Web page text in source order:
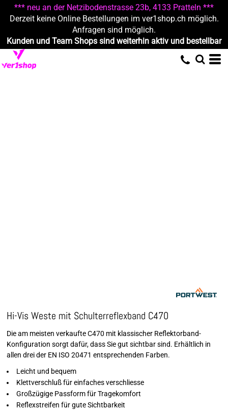
*** neu an der Netzibodenstrasse 23b, 4133 Pratteln ***
Derzeit keine Online Bestellungen im ver1shop.ch möglich.
Anfragen sind möglich.
Kunden und Team Shops sind weiterhin aktiv und bestellbar
Hi-Vis Weste mit Schulterreflexband C470
Die am meisten verkaufte C470 mit klassischer Reflektorband-
Konfiguration sorgt dafür, dass Sie gut sichtbar sind. Erhältlich in
allen drei der EN ISO 20471 entsprechenden Farben.
Leicht und bequem
Klettverschluß für einfaches verschliesse
Großzügige Passform für Tragekomfort
Reflexstreifen für gute Sichtbarkeit